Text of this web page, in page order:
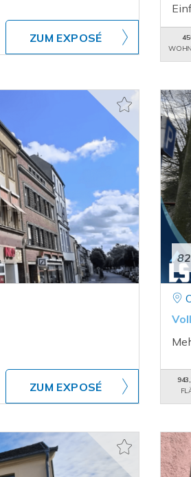
ZUM EXPOSÉ
ZUM EXPOSÉ